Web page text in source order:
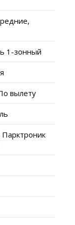
1-зонный
вылету